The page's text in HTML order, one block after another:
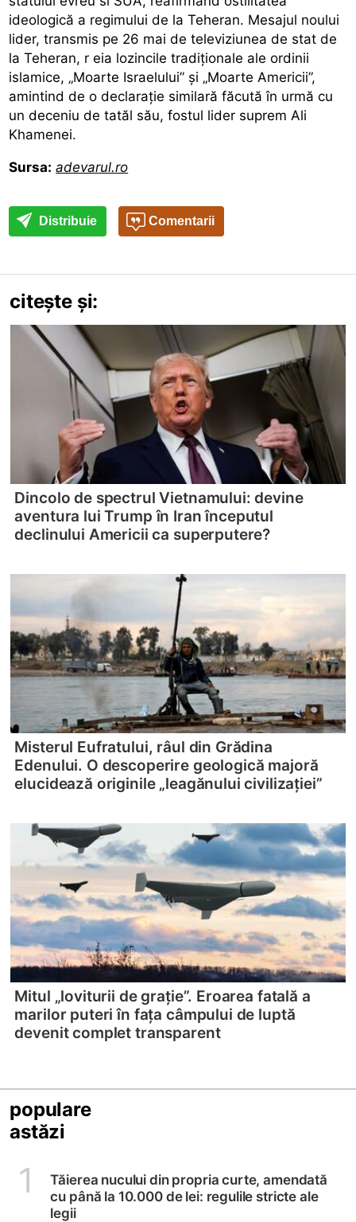
ideologică a regimului de la Teheran. Mesajul noului
lider, transmis pe 26 mai de televiziunea de stat de
la Teheran, reia lozincile tradiționale ale ordinii
islamice, „Moarte Israelului” și „Moarte Americii”,
amintind de o declarație similară făcută în urmă cu
un deceniu de tatăl său, fostul lider suprem Ali
Khamenei.
Sursa: adevarul.ro
Distribuie Comentarii
citește și:
Dincolo de spectrul Vietnamului: devine
aventura lui Trump în Iran începutul
declinului Americii ca superputere?
Misterul Eufratului, râul din Grădina
Edenului. O descoperire geologică majoră
elucidează originile „leagănului civilizației”
Mitul „loviturii de grație”. Eroarea fatală a
marilor puteri în fața câmpului de luptă
devenit complet transparent
populare
astăzi
1
Tăierea nucului din propria curte, amendată
cu până la 10.000 de lei: regulile stricte ale
legii